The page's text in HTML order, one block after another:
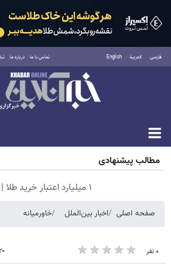
فارسی العربية English تماس با ما درباره ما
پنجشنبه ۱۵ مرداد ۱۴۰۵
مطالب پیشنهادی
۱ میلیارد اعتبار خرید طلا | بدون ضامن و چک
صفحه اصلی اخبار بین‌الملل خاورمیانه
۰ نفر ۲۰ اردیبهشت